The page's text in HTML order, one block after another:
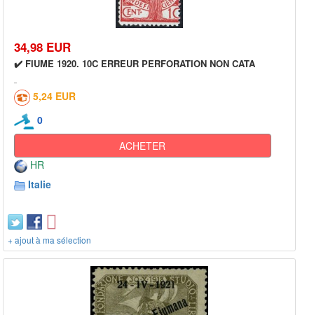
34,98 EUR
✔️ FIUME 1920. 10C ERREUR PERFORATION NON CATA
5,24 EUR
0
ACHETER
HR
Italie
+ ajout à ma sélection